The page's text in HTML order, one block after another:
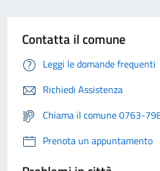
Contatta il comune
Leggi le domande frequenti
Richiedi Assistenza
Chiama il comune 0763-
Prenota un appuntamento